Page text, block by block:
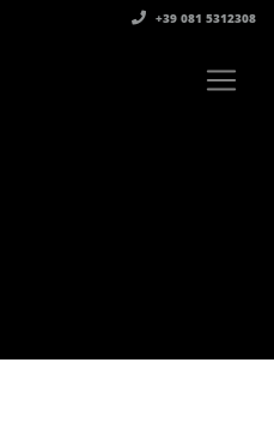
+39 081 5312308‬